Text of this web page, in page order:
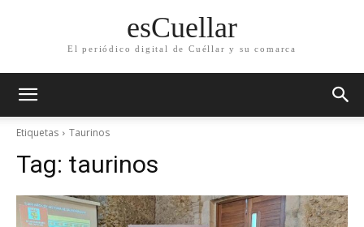
esCuellar
El periódico digital de Cuéllar y su comarca
Etiquetas Taurinos
Tag: taurinos